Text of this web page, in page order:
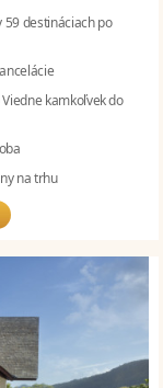
destináciach po
kamkoľvek do
na trhu